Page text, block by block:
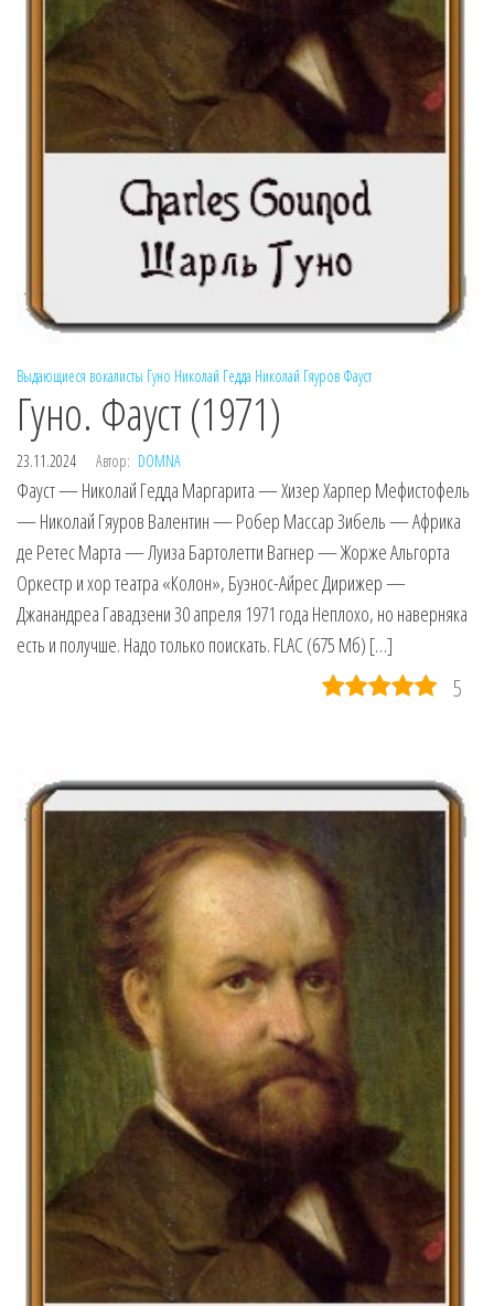
Выдающиеся вокалисты Гуно Николай Гедда Николай Гяуров Фауст
Гуно. Фауст (1971)
23.11.2024 Автор: DOMNA
Фауст — Николай Гедда Маргарита — Хизер Харпер Мефистофель
— Николай Гяуров Валентин — Робер Массар Зибель — Африка
де Ретес Марта — Луиза Бартолетти Вагнер — Жорже Альгорта
Оркестр и хор театра «Колон», Буэнос-Айрес Дирижер —
Джанандреа Гавадзени 30 апреля 1971 года Неплохо, но наверняка
есть и получше. Надо только поискать. FLAC (675 Мб) […]
5